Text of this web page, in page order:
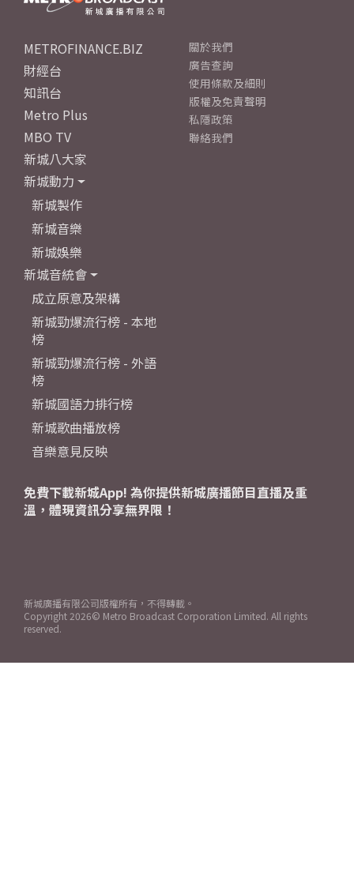
METROFINANCE.BIZ
財經台
知訊台
Metro Plus
MBO TV
新城八大家
新城動力
新城製作
新城音樂
新城娛樂
新城音統會
成立原意及架構
新城勁爆流行榜 - 本地
榜
新城勁爆流行榜 - 外語
榜
新城國語力排行榜
新城歌曲播放榜
音樂意見反映
關於我們
廣告查詢
使用條款及細則
版權及免責聲明
私隱政策
聯絡我們
免費下載新城App! 為你提供新城廣播節目直播及重
溫，體現資訊分享無界限！
新城廣播有限公司版權所有，不得轉載。
Copyright 2026© Metro Broadcast Corporation Limited. All rights
reserved.